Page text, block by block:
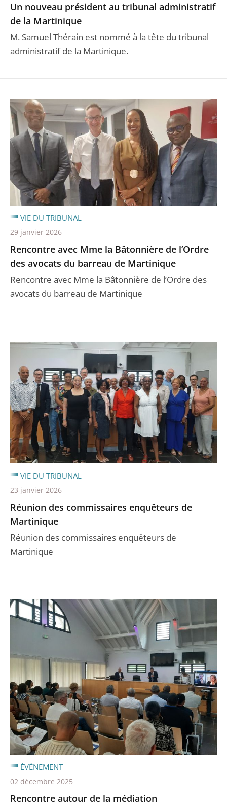
Un nouveau président au tribunal administratif
de la Martinique
M. Samuel Thérain est nommé à la tête du tribunal
administratif de la Martinique.
Rencontre avec Mme la Bâtonnière de l’Ordre
des avocats du barreau de Martinique
Rencontre avec Mme la Bâtonnière de l’Ordre des
avocats du barreau de Martinique
VIE DU TRIBUNAL
29 janvier 2026
Réunion des commissaires enquêteurs de
Martinique
Réunion des commissaires enquêteurs de
Martinique
VIE DU TRIBUNAL
23 janvier 2026
Rencontre autour de la médiation
ÉVÉNEMENT
02 décembre 2025